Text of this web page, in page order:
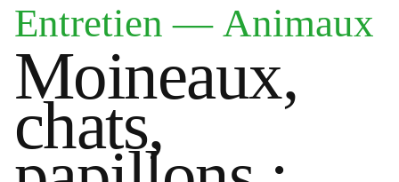
Entretien — Animaux
Moineaux,
chats,